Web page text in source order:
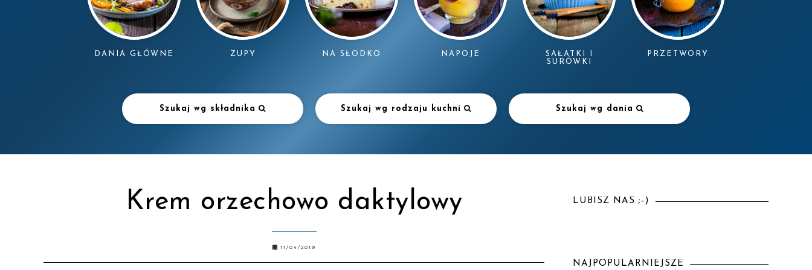
DANIA GŁÓWNE ZUPY NA SŁODKO NAPOJE
SAŁATKI I
SURÓWKI
PRZETWORY
Szukaj wg składnika Szukaj wg rodzaju kuchni Szukaj wg dania
Krem orzechowo daktylowy
11/04/2019
LUBISZ NAS ;-)
NAJPOPULARNIEJSZE